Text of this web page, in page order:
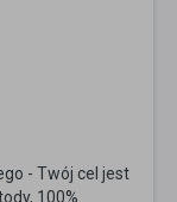
- Twój cel jest
100%